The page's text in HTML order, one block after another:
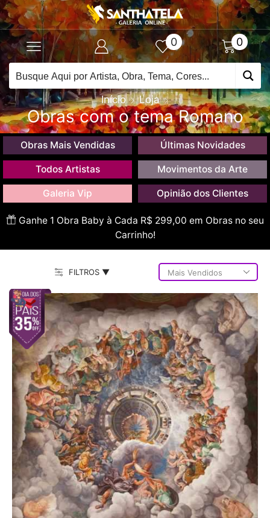
0 0
Início Loja
Obras com o tema Romano
Obras Mais Vendidas Últimas Novidades
Todos Artistas Movimentos da Arte
Galeria Vip Opinião dos Clientes
Ganhe 1 Obra Baby à Cada R$ 299,00 em Obras no seu
Carrinho!
FILTROS ▼